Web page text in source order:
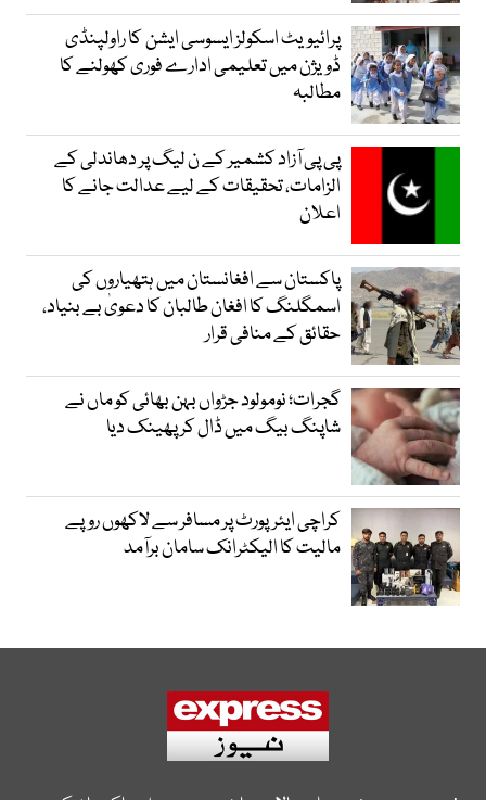
پرائیویٹ اسکولز ایسوسی ایشن کا راولپنڈی
ڈویژن میں تعلیمی ادارے فوری کھولنے کا
مطالبہ
پی پی آزاد کشمیر کے ن لیگ پر دھاندلی کے
الزامات، تحقیقات کے لیے عدالت جانے کا
اعلان
پاکستان سے افغانستان میں ہتھیاروں کی
اسمگلنگ کا افغان طالبان کا دعویٰ بے بنیاد،
حقائق کے منافی قرار
گجرات؛ نومولود جڑواں بہن بھائی کو ماں نے
شاپنگ بیگ میں ڈال کر پھینک دیا
کراچی ایئرپورٹ پر مسافر سے لاکھوں روپے
مالیت کا الیکٹرانک سامان برآمد